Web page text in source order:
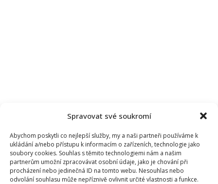
Spravovat své soukromí
Abychom poskytli co nejlepší služby, my a naši partneři používáme k
ukládání a/nebo přístupu k informacím o zařízeních, technologie jako
soubory cookies. Souhlas s těmito technologiemi nám a našim
partnerům umožní zpracovávat osobní údaje, jako je chování při
procházení nebo jedinečná ID na tomto webu. Nesouhlas nebo
odvolání souhlasu může nepříznivě ovlivnit určité vlastnosti a funkce.